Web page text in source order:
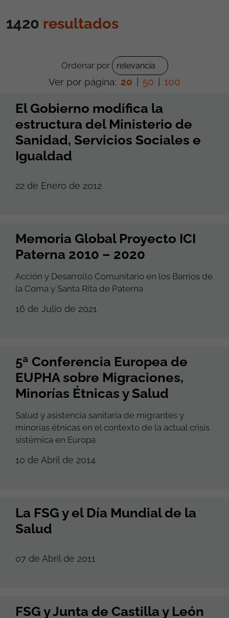
1420 resultados
Ordenar por
Ver por página: 20 50 100
El Gobierno modifica la
estructura del Ministerio de
Sanidad, Servicios Sociales e
Igualdad
22 de Enero de 2012
Memoria Global Proyecto ICI
Paterna 2010 – 2020
Acción y Desarrollo Comunitario en los Barrios de
la Coma y Santa Rita de Paterna
16 de Julio de 2021
5ª Conferencia Europea de
EUPHA sobre Migraciones,
Minorías Étnicas y Salud
Salud y asistencia sanitaria de migrantes y
minorías étnicas en el contexto de la actual crisis
sistémica en Europa
10 de Abril de 2014
La FSG y el Día Mundial de la
Salud
07 de Abril de 2011
FSG y Junta de Castilla y León